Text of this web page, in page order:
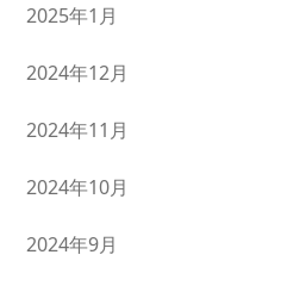
2025年1月
2024年12月
2024年11月
2024年10月
2024年9月